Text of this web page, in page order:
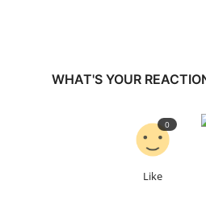
WHAT'S YOUR
Like
0